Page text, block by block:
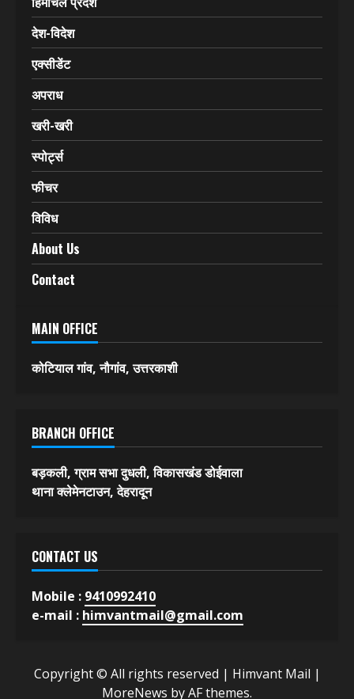
देश-विदेश
एक्सीडेंट
अपराध
खरी-खरी
स्पोर्ट्स
फीचर
विविध
About Us
Contact
MAIN OFFICE
कोटियाल गांव, नौगांव, उत्तरकाशी
BRANCH OFFICE
बड़कली, ग्राम सभा दुधली, विकासखंड डोईवाला
थाना क्लेमेनटाउन, देहरादून
CONTACT US
Mobile : 9410992410
e-mail : himvantmail@gmail.com
Copyright © All rights reserved | Himvant Mail |
MoreNews by AF themes.